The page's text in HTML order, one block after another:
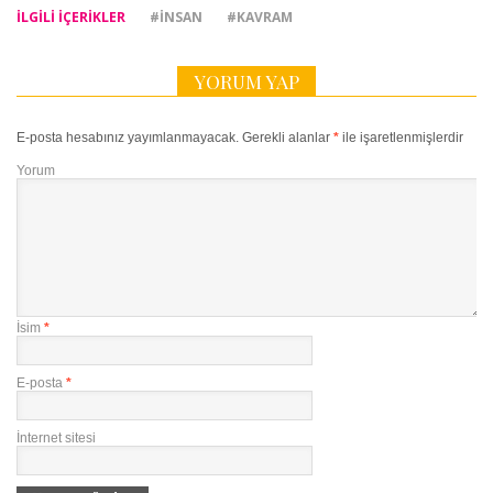
İLGILI IÇERIKLER #INSAN #KAVRAM
YORUM YAP
E-posta hesabınız yayımlanmayacak. Gerekli alanlar * ile işaretlenmişlerdir
Yorum
İsim *
E-posta *
İnternet sitesi